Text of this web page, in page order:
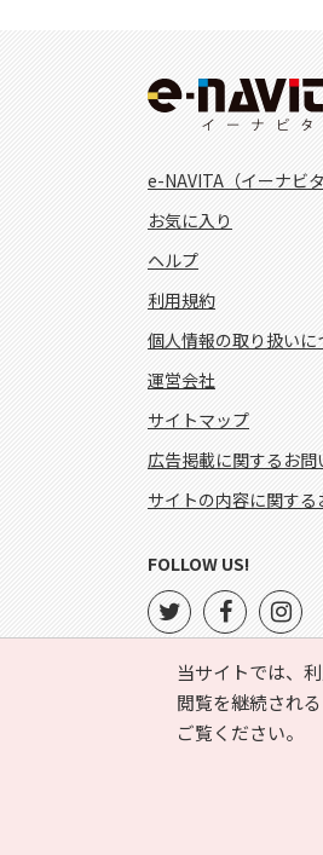
当サイトでは、
閲覧を継続され
ご覧ください。
e-NAVITA（イーナビ
お気に入り
ヘルプ
利用規約
個人情報の取り扱いに
運営会社
サイトマップ
広告掲載に関するお問
サイトの内容に関する
FOLLOW US!